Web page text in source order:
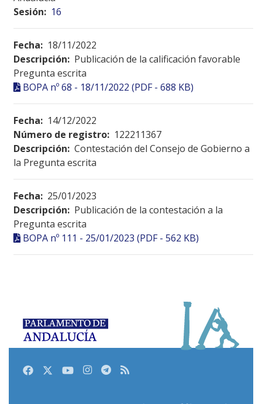
Sesión: 16
Fecha: 18/11/2022
Descripción: Publicación de la calificación favorable
Pregunta escrita
BOPA nº 68 - 18/11/2022 (PDF - 688 KB)
Fecha: 14/12/2022
Número de registro: 122211367
Descripción: Contestación del Consejo de Gobierno a
la Pregunta escrita
Fecha: 25/01/2023
Descripción: Publicación de la contestación a la
Pregunta escrita
BOPA nº 111 - 25/01/2023 (PDF - 562 KB)
FacebookTwitterYoutubeInstagram
Telegram
RSS